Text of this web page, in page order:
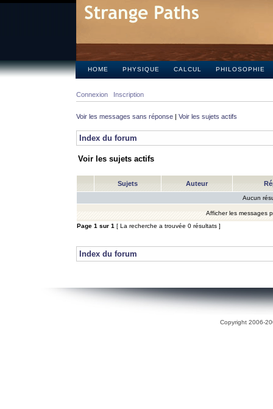
HOME PHYSIQUE CALCUL PHILOSOPHIE
Connexion Inscription
Voir les messages sans réponse | Voir les sujets actifs
Index du forum
Voir les sujets actifs
Sujets Auteur
Aucun
Afficher les messages
Page 1 sur 1 [ La recherche a trouvée 0 résultats ]
Index du forum
Copyright 2006-